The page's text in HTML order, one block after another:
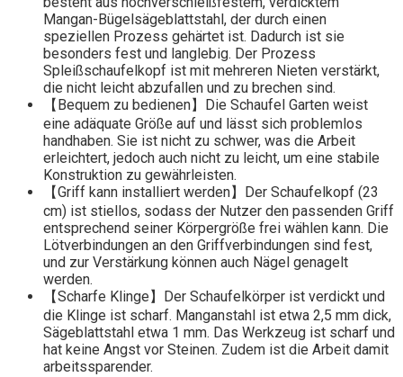
Mangan-Bügelsägeblattstahl, der durch einen
speziellen Prozess gehärtet ist. Dadurch ist sie
besonders fest und langlebig. Der Prozess
Spleißschaufelkopf ist mit mehreren Nieten verstärkt,
die nicht leicht abzufallen und zu brechen sind.
【Bequem zu bedienen】Die Schaufel Garten weist
eine adäquate Größe auf und lässt sich problemlos
handhaben. Sie ist nicht zu schwer, was die Arbeit
erleichtert, jedoch auch nicht zu leicht, um eine stabile
Konstruktion zu gewährleisten.
【Griff kann installiert werden】Der Schaufelkopf (23
cm) ist stiellos, sodass der Nutzer den passenden Griff
entsprechend seiner Körpergröße frei wählen kann. Die
Lötverbindungen an den Griffverbindungen sind fest,
und zur Verstärkung können auch Nägel genagelt
werden.
【Scharfe Klinge】Der Schaufelkörper ist verdickt und
die Klinge ist scharf. Manganstahl ist etwa 2,5 mm dick,
Sägeblattstahl etwa 1 mm. Das Werkzeug ist scharf und
hat keine Angst vor Steinen. Zudem ist die Arbeit damit
arbeitssparender.